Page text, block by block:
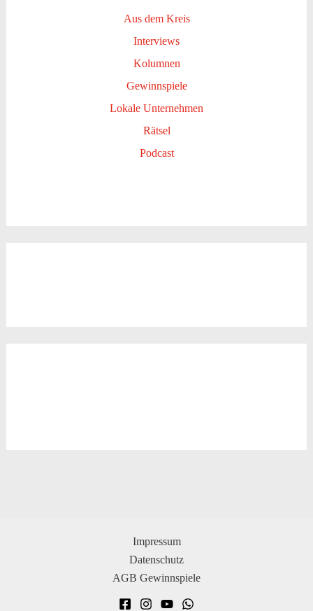
Aus dem Kreis
Interviews
Kolumnen
Gewinnspiele
Lokale Unternehmen
Rätsel
Podcast
Impressum
Datenschutz
AGB Gewinnspiele